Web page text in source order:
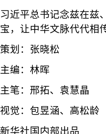
习近平总书记念兹在兹
宝，让中华文脉代代相
策划：张晓松
主编：林晖
主笔：邢拓、袁慧晶
视觉：包昱涵、高松龄
新华社国内部出品